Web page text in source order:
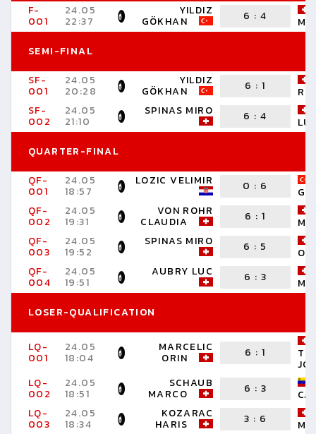
F-
001
24.05
22:37
YILDIZ
GÖKHAN 6 :4
SEMI-FINAL
SF-
001
24.05
20:28
YILDIZ
GÖKHAN 6 :1
SF-
002
24.05
21:10
SPINAS MIRO 6 :4
QUARTER-FINAL
QF-
001
24.05
18:57
LOZIC VELIMIR 0 : 6
QF-
002
24.05
19:31
VON ROHR
CLAUDIA 6 :1
QF-
003
24.05
19:52
SPINAS MIRO 6 : 5
QF-
004
24.05
19:51
AUBRY LUC 6 : 3
LOSER-QUALIFICATION
LQ-
001
24.05
18:04
MARCELIC
ORIN 6 :1
LQ-
002
24.05
18:51
SCHAUB
MARCO 6 : 3
LQ-
003
24.05
18:34
KOZARAC
HARIS 3 : 6